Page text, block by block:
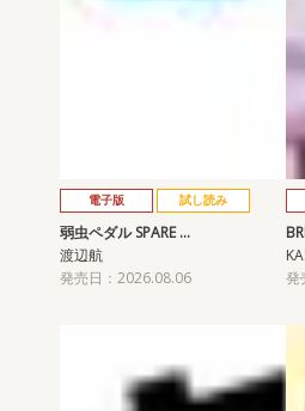
電子版 試し読み
弱虫ペダル SPARE …
渡辺航
発売日：2026.08.06
発